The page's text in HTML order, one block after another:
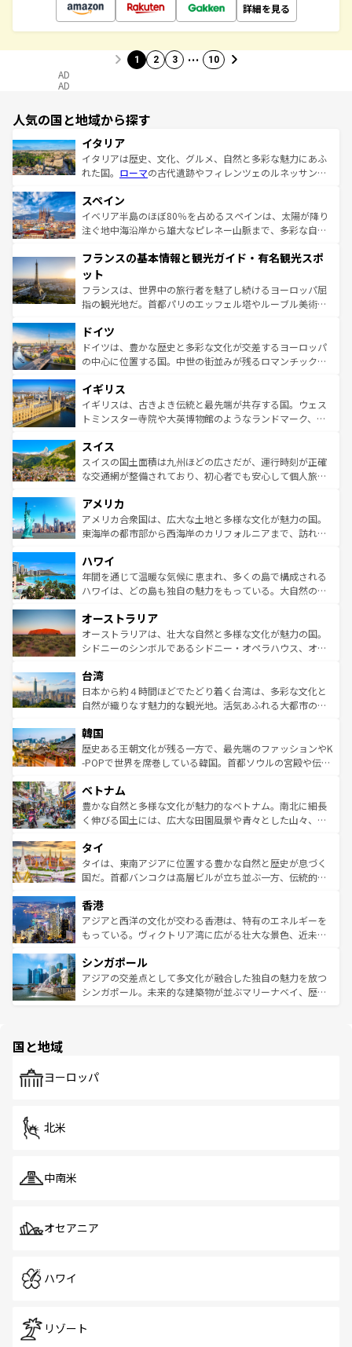
詳細を見る
1 2 3 … 10
AD
AD
人気の国と地域から探す
イタリア
イタリアは歴史、文化、グルメ、自然と多彩な魅力にあふ
れた国。 ローマの古代遺跡やフィレンツェのルネッサンス
ろん、トスカーナの美しい田園風景やアマルフィ海岸の絶
景など、自然景観も見逃せない。観光の合間には、本場の
ピザやパスタなど、絶品のイタリア料理を堪能することも
ませてくれるイタリアで、忘れられない旅をしてみよう！
なお、新着のイタリア情報は
しい。
スペイン
イベリア半島のほぼ80％を占めるスペインは、太陽が降り
注ぐ地中海沿岸から雄大なピレネー山脈まで、多彩な自然
文化が根付くこの国では、情熱的なフラメンコ、熱気あふ
れる闘牛、そして美味しいタパスが生活の一部となってい
る。首都マドリードの洗練された雰囲気や、バルセロナの
アートに溢れた街角から、地方では古代ローマ遺跡や中世
せる。地方によって風土や気候が異なるスペインはその個
性で訪れる人を魅了する。 なお、新着のスペイン情報は コ
ンテンツ一覧を参照してほしい。
フランスの基本情報と観光ガイド・有名観光スポ
ット
フランスは、世界中の旅行者を魅了し続けるヨーロッパ屈
指の観光地だ。首都パリのエッフェル塔やルーブル美術館
で、幅広い魅力が詰まっている。華麗な宮殿、歴史的な大
聖堂、美しいビーチ、そして豊かな自然が、訪れる者を心
から魅了する。また、フランスは美食の国としても知ら
いる。シャンパンの発祥地であるランス、プロヴァンスの
香り高いラベンダー畑など、多彩な楽しみ方が可能だ。さ
らに、パリ以外の地域にも魅力が溢れており、どの街角に
れる地方に足を運ぶとそれぞれで全く異なる文化を体験で
きるだろう。 なお、新着のフランス情報はコンテンツ一覧
を参照してほしい。
ドイツ
ドイツは、豊かな歴史と多彩な文化が交差するヨーロッパ
の中心に位置する国。中世の街並みが残るロマンチック街
顔を持つこの国は、どこを歩いても飽きることがない。ベ
ルリンの文化的活気、バイエルン州のアルプスの絶景、そ
してライン川沿いのワイン畑といった風景は必見。ビール
は、お酒好きな人にはぜひ体験してほしい。 なお、新着の
ドイツ情報はコンテンツ一覧を参照してほしい。
イギリス
イギリスは、古きよき伝統と最先端が共存する国。ウェス
トミンスター寺院や大英博物館のようなランドマーク、歴
リアごとに異なる魅力がある。また、優雅なアフタヌーン
ティー、ビール好きにはたまらない英国パブ、サッカー観
戦など、本場だからこそできる体験も豊富。イギリスを旅
ンツ一覧を参照してほしい。
スイス
スイスの国土面積は九州ほどの広さだが、運行時刻が正確
な交通網が整備されており、初心者でも安心して個人旅行
の建物がそのまま残る町や、スイスならではのユニークな
博物館もあり、アルプス観光だけでなく町歩きも満喫する
ことができる。国民の所得が高いため物価も高いが、旅行
ば市内交通費無料で観光を楽しむこともできる。 なお、新
着のスイス情報はコンテンツ一覧 を参照してほしい。
アメリカ
アメリカ合衆国は、広大な土地と多様な文化が魅力の国。
東海岸の都市部から西海岸のカリフォルニアまで、訪れる
のような巨大都市は、観光、ショッピング、エンターテイ
ンメントが詰まった刺激的なスポットだ。一方、アメリカ
西部には大自然が広がり、グランドキャニオンやイエロー
部のニューオーリンズでは、音楽と美食が融合した独特の
文化が魅力。旅行者はアメリカの各地域で異なる魅力を楽
しみながら、その多様性と豊かな歴史を感じることができ
ならではの贅沢な旅のスタイルだ。 なお、新着のアメリカ
情報はコンテンツ一覧を参照してほしい。
ハワイ
年間を通じて温暖な気候に恵まれ、多くの島で構成される
ハワイは、どの島も独自の魅力をもっている。大自然の神
ワイ島は見逃せない。また、定番の観光地といえばオアフ
島だが、静かな自然を求めるならマウイ島やカウアイ島が
おすすめ。エメラルドグリーンに輝く海をはじめ、豊かな
れるおもてなしの心で訪れる人々を迎えてくれるハワイの
人々、おいしいローカルフードやハワイアンミュージッ
ク、伝統的なフラダンスなど、すべてがハワイの魅力を彩
ワイを、存分に味わってほしい。 なお、新着のハワイ情報
はコンテンツ一覧を参照してほしい。
オーストラリア
オーストラリアは、壮大な自然と多様な文化が魅力の国。
シドニーのシンボルであるシドニー・オペラハウス、オー
リアリーフや大陸中央部にそびえるウルル（エアーズロッ
ク）、タスマニアの美しい原生林やケアンズの熱帯雨林な
ど、見どころがたくさん。また、カフェやワイン、オージ
いる。アクティビティも充実しており、サーフィンやダイ
ビング、ハイキングなど、アウトドア好きにはたまらな
い。オーストラリアの多彩な魅力を存分に味わいつくそ
参照してほしい。
台湾
日本から約４時間ほどでたどり着く台湾は、多彩な文化と
自然が織りなす魅力的な観光地。活気あふれる大都市の台
ン）、静ひつな山岳地帯である台湾東部など、都市の喧騒
と山間の静けさが共存しており、訪れる人に新しい発見と
驚きをもたらしてくれる。また、奥深い台湾の食文化も魅
容にもいいと評判のスイーツなど、バラエティ豊かな料理
が味わえる。 なお、新着の台湾情報は コンテンツ一覧を参
照してほしい。
韓国
歴史ある王朝文化が残る一方で、最先端のファッションやK
-POPで世界を席巻している韓国。首都ソウルの宮殿や伝統
き、地方に足を延ばせば四季折々の自然美を楽しむことが
できる。そして、キムチや焼肉、絶品のストリートフード
まで、さまざまな韓国料理が待っている。夜には、韓国な
リティに包まれながら、韓国の多彩な魅力を心ゆくまで味
わってみてほしい。 なお、新着の韓国情報はコンテンツ一
覧を参照してほしい。
ベトナム
豊かな自然と多様な文化が魅力的なベトナム。南北に細長
く伸びる国土には、広大な田園風景や青々とした山々、世
急速な発展と共に伝統が息づく。ハノイの古い町並みやホ
ーチミン市のフランス統治時代の建物も、独特の雰囲気を
醸し出している。また、バラエティの豊かさとおいしさで
とつ。フォーやバインミー、ベトナムコーヒーなどは、ぜ
ひ現地で味わいたい。どの地域を訪れてもあたたかい人々
が旅行者を迎えてくれるので、きっと忘れられない旅にな
参照してほしい。
タイ
タイは、東南アジアに位置する豊かな自然と歴史が息づく
国だ。首都バンコクは高層ビルが立ち並ぶ一方、伝統的な
の活気が交差している。北部ではチェンマイなどの山岳地
帯で自然と触れ合い、南部ではプーケットやクラビの美し
いビーチでリゾート気分を楽しむことができる。タイ料理
激する。気候は一年中温暖で、どの季節にも異なる楽しみ
が待っている。親しみやすいタイの人々、仏教を中心とし
た文化、そして多様な観光資源が、訪れる旅人を魅了し続
香港
アジアと西洋の文化が交わる香港は、特有のエネルギーを
もっている。ヴィクトリア湾に広がる壮大な景色、近未来
み、どこを訪れても感動するはず。観光スポットが密集し
ており、効率よく見どころを回れるのも魅力。息をのむよ
うな絶景から文化的な体験まで、香港を存分に楽しみ尽く
シンガポール
アジアの交差点として多文化が融合した独自の魅力を放つ
シンガポール。未来的な建築物が並ぶマリーナベイ、歴史
で、ホーカーズは地元の風情を楽しめる外せないスポット
国と地域
ヨーロッパ
北米
中南米
オセアニア
ハワイ
リゾート